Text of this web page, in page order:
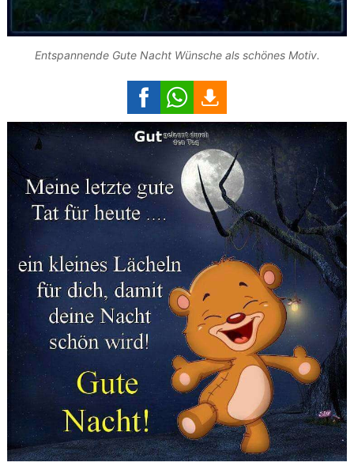
Entspannende Gute Nacht Wünsche als schönes Motiv.